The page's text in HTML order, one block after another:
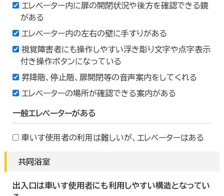
エレベーター内に扉の開閉状況や後方を確認できる鏡
がある
エレベーター内の左右の壁に手すりがある
視覚障害者にも操作しやすい浮き彫り文字や点字表示
付き操作ボタンになっている
昇降階、停止階、扉開閉等の音声案内をしてくれる
エレベーターの場所が確認できる案内がある
一般エレベーターがある
車いす使用者の利用は難しいが、エレベーターはある
共同浴室
出入口は車いす使用者にも利用しやすい構造となってい